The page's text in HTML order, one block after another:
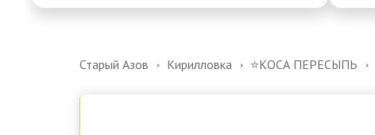
Старый Азов Кирилловка ⭐️КОСА ПЕРЕСЫПЬ